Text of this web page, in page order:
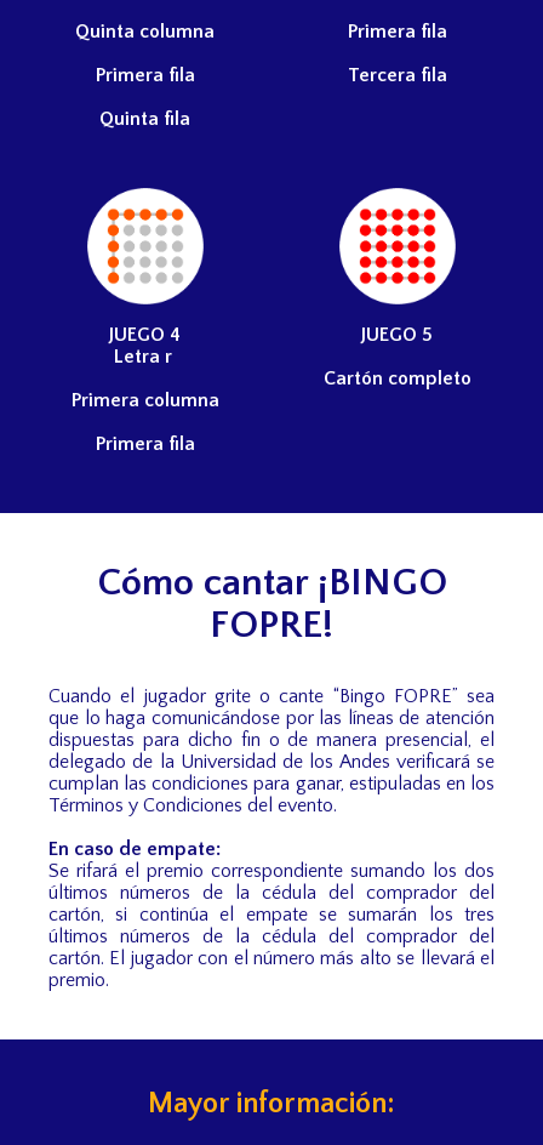
Quinta columna
Primera fila
Quinta fila
Primera fila
Tercera fila
JUEGO 4
Letra r
Primera columna
Primera fila
JUEGO 5
Cartón completo
Cómo cantar ¡BINGO
FOPRE!
Cuando el jugador grite o cante “Bingo FOPRE” sea
que lo haga comunicándose por las líneas de atención
dispuestas para dicho fin o de manera presencial, el
delegado de la Universidad de los Andes verificará se
cumplan las condiciones para ganar, estipuladas en los
Términos y Condiciones del evento.
En caso de empate:
Se rifará el premio correspondiente sumando los dos
últimos números de la cédula del comprador del
cartón, si continúa el empate se sumarán los tres
últimos números de la cédula del comprador del
cartón. El jugador con el número más alto se llevará el
premio.
Mayor información: